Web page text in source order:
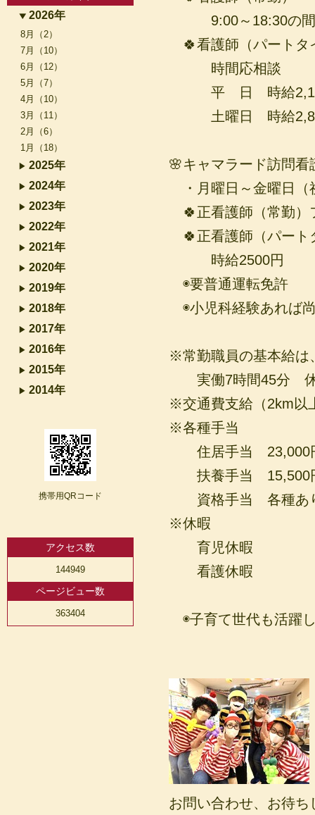
9:00～18:30の間
🍀看護師（パートタ
時間応相談
平 日 時給
土曜日 時給
🌸キャマラード訪問看
・月曜日～金曜日（
🍀正看護師（常勤）
🍀正看護師（パート
時給2500円
◉要普通運転免許
◉小児科経験あれば
※常勤職員の基本給は
実働7時間45分 休
※交通費支給（2km
※各種手当
住居手当 23,000
扶養手当 15,500
資格手当 各種あ
※休暇
育児休暇
看護休暇
◉子育て世代も活躍
お問い合わせ、お待
2026年
8月（2）
7月（10）
6月（12）
5月（7）
4月（10）
3月（11）
2月（6）
1月（18）
2025年
2024年
2023年
2022年
2021年
2020年
2019年
2018年
2017年
2016年
2015年
2014年
携帯用QRコード
アクセス数
144949
ページビュー数
363404